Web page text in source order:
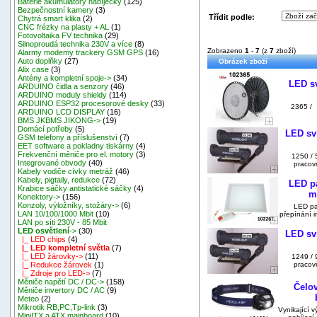
Bezpečnostní kamery (3)
Chytrá smart klika (2)
CNC frézky na plasty + AL
(1)
Fotovoltaika FV technika (29)
Silnoproudá technika 230V a více (8)
Alarmy modemy trackery GSM GPS (16)
Auto doplňky (27)
Alix case (3)
Antény a kompletní spoje-> (34)
ARDUINO čidla a senzory (46)
ARDUINO moduly shieldy (114)
ARDUINO ESP32 procesorové desky (33)
ARDUINO LCD DISPLAY (16)
BMS JKBMS JIKONG-> (19)
Domácí potřeby (5)
GSM telefony a příslušenství (7)
EET software a pokladny tiskárny (4)
Frekvenční měniče pro el. motory (3)
Integrované obvody (40)
Kabely vodiče cívky metráž (46)
Kabely, pigtaily, redukce (72)
Krabice sáčky antistatické sáčky (4)
Konektory-> (156)
Konzoly, výložníky, stožáry-> (6)
LAN 10/100/1000 Mbit (10)
LAN po síti 230V - 85 Mbit
LED osvětlení-> (30)
|_ LED chips (4)
|_ LED kompletní světla (7)
|_ LED žárovky-> (11)
|_ Redukce žárovek (1)
|_ Zdroje pro LED-> (7)
Měniče napětí DC / DC-> (158)
Měniče invertory DC / AC (9)
Meteo (2)
Mikrotik RB,PC,Tp-link (3)
Třídit podle:
Zobrazeno 1 - 7 (z 7 zboží)
Obrázek zboží
LED
2365 /
LED
1250 /
LED
LED
přepínání
LED
1249 /
Vynikající